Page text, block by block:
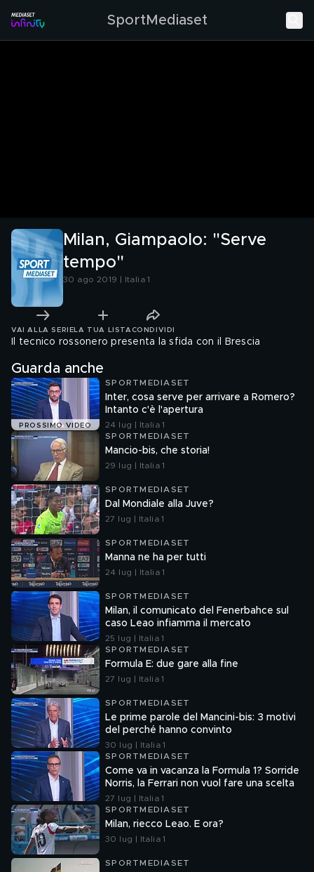
SportMediaset
Milan, Giampaolo: "Serve
tempo"
30 ago 2019 | Italia 1
VAI ALLA SERIE LA TUA LISTA CONDIVIDI
Il tecnico rossonero presenta la sfida con il Brescia
Guarda anche
PROSSIMO VIDEO
SPORTMEDIASET
Inter, cosa serve per arrivare a Romero?
Intanto c'è l'apertura
24 lug | Italia 1
SPORTMEDIASET
Mancio-bis, che storia!
29 lug | Italia 1
SPORTMEDIASET
Dal Mondiale alla Juve?
27 lug | Italia 1
SPORTMEDIASET
Manna ne ha per tutti
24 lug | Italia 1
SPORTMEDIASET
Milan, il comunicato del Fenerbahce sul
caso Leao infiamma il mercato
25 lug | Italia 1
SPORTMEDIASET
Formula E: due gare alla fine
27 lug | Italia 1
SPORTMEDIASET
Le prime parole del Mancini-bis: 3 motivi
del perché hanno convinto
30 lug | Italia 1
SPORTMEDIASET
Come va in vacanza la Formula 1? Sorride
Norris, la Ferrari non vuol fare una scelta
27 lug | Italia 1
SPORTMEDIASET
Milan, riecco Leao. E ora?
30 lug | Italia 1
SPORTMEDIASET